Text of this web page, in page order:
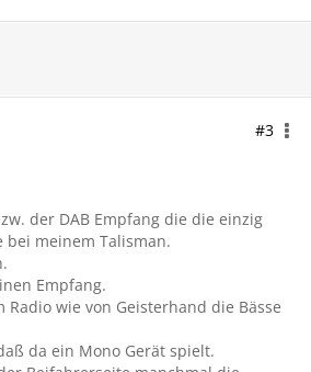
#3
der DAB Empfang die die einzig
bei meinem Talisman.
Empfang.
wie von Geisterhand die Bässe
da ein Mono Gerät spielt.